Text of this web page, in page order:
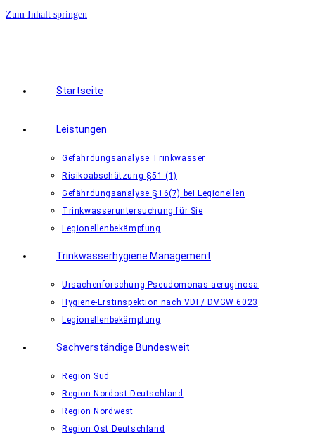
Zum Inhalt springen
Startseite
Leistungen
Gefährdungsanalyse Trinkwasser
Risikoabschätzung §51 (1)
Gefährdungsanalyse §16(7) bei Legionellen
Trinkwasseruntersuchung für Sie
Legionellenbekämpfung
Trinkwasserhygiene Management
Ursachenforschung Pseudomonas aeruginosa
Hygiene-Erstinspektion nach VDI / DVGW 6023
Legionellenbekämpfung
Sachverständige Bundesweit
Region Süd
Region Nordost Deutschland
Region Nordwest
Region Ost Deutschland